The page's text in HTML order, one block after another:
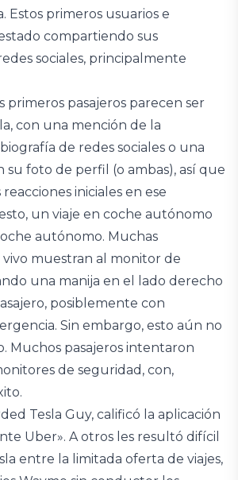
Estos primeros usuarios e
compartiendo sus
sociales, principalmente
primeros pasajeros parecen ser
con una mención de la
de redes sociales o una
su foto de perfil (o ambas), así que
iniciales en ese
un viaje en coche autónomo
autónomo. Muchas
vivo muestran al monitor de
una manija en el lado derecho
posiblemente con
Sin embargo, esto aún no
Muchos pasajeros intentaron
de seguridad, con,
Tesla Guy, calificó la aplicación
Uber». A otros les resultó difícil
entre la limitada oferta de viajes,